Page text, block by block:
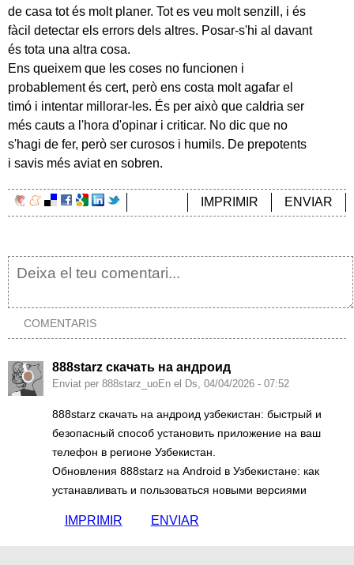
de casa tot és molt planer. Tot es veu molt senzill, i és
fàcil detectar els errors dels altres. Posar-s'hi al davant
és tota una altra cosa.
Ens queixem que les coses no funcionen i
probablement és cert, però ens costa molt agafar el
timó i intentar millorar-les. És per això que caldria ser
més cauts a l'hora d'opinar i criticar. No dic que no
s'hagi de fer, però ser curosos i humils. De prepotents
i savis més aviat en sobren.
ENVIAR
IMPRIMIR
COMENTARIS
888starz скачать на андроид
Enviat per 888starz_uoEn el Ds, 04/04/2026 - 07:52
888starz скачать на андроид узбекистан: быстрый и
безопасный способ установить приложение на ваш
телефон в регионе Узбекистан.
Обновления 888starz на Android в Узбекистане: как
устанавливать и пользоваться новыми версиями
IMPRIMIR ENVIAR